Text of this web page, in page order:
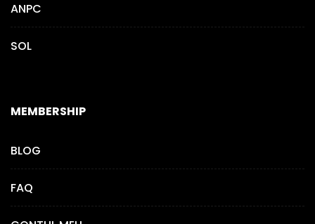
ANPC
SOL
MEMBERSHIP
BLOG
FAQ